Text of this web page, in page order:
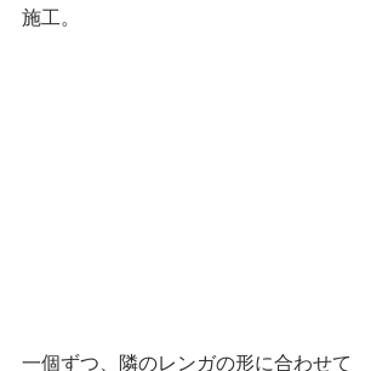
施工。
一個ずつ、隣のレンガの形に合わせて